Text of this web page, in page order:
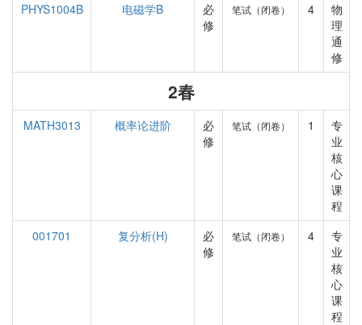
PHYS1004B
电磁学B
必
修
笔试（闭卷） 4
物
理
通
修
2春
MATH3013 概率论进阶
必
修
笔试（闭卷） 1
专
业
核
心
课
程
001701
复分析(H)
必
修
笔试（闭卷） 4
专
业
核
心
课
程